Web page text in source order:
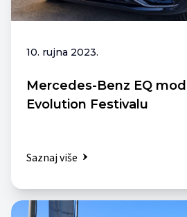
10. rujna 2023.
Mercedes-Benz EQ
Evolution Festivalu
Saznaj više